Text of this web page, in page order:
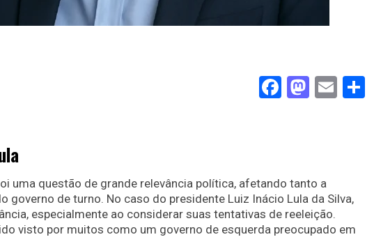
Facebook
uma questão de grande relevância política, afetando tanto a
governo de turno. No caso do presidente Luiz Inácio Lula da Silva,
especialmente ao considerar suas tentativas de reeleição.
visto por muitos como um governo de esquerda preocupado em